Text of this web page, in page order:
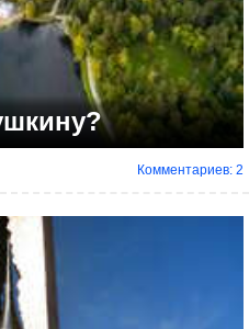
Комментариев: 2